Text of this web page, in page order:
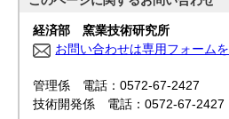
経済部 窯業技術研究所
お問い合わせは専用フォーム
管理係 電話：0572-67-2427
技術開発係 電話：0572-67-2427